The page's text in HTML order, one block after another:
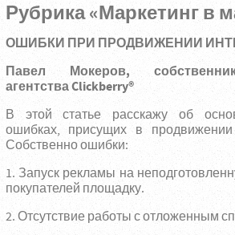
Рубрика «Маркетинг в
ОШИБКИ ПРИ ПРОДВИЖЕНИИ
Павел Мокеров,
агентства Clickberry®
В этой статье расскажу об
ошибках, присущих в продвижении
Собственно ошибки:
1. Запуск рекламы на
покупателей площадку.
2. Отсутствие работы с отложенным